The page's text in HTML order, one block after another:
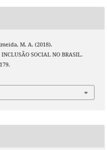
M. A. (2018).
SOCIAL NO BRASIL.